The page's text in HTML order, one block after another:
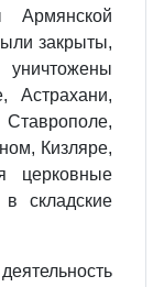
Армянской
закрыты,
Астрахани,
Кизляре,
церковные
складские